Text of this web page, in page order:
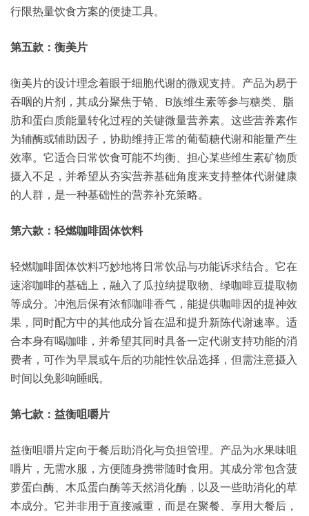
行限热量饮食方案的便捷工具。
第五款：衡美片
衡美片的设计理念着眼于细胞代谢的微观支持。产品为易于
吞咽的片剂，其成分聚焦于铬、B族维生素等参与糖类、脂
肪和蛋白质能量转化过程的关键微量营养素。这些营养素作
为辅酶或辅助因子，协助维持正常的葡萄糖代谢和能量产生
效率。它适合日常饮食可能不均衡、担心某些维生素矿物质
摄入不足，并希望从夯实营养基础角度来支持整体代谢健康
的人群，是一种基础性的营养补充策略。
第六款：轻燃咖啡固体饮料
轻燃咖啡固体饮料巧妙地将日常饮品与功能诉求结合。它在
速溶咖啡的基础上，融入了瓜拉纳提取物、绿咖啡豆提取物
等成分。冲泡后保有浓郁咖啡香气，能提供咖啡因的提神效
果，同时配方中的其他成分旨在温和提升新陈代谢速率。适
合本身有喝咖啡，并希望其同时具备一定代谢支持功能的消
费者，可作为早晨或午后的功能性饮品选择，但需注意摄入
时间以免影响睡眠。
第七款：益衡咀嚼片
益衡咀嚼片定向于餐后助消化与负担管理。产品为水果味咀
嚼片，无需水服，方便随身携带随时食用。其成分常包含菠
萝蛋白酶、木瓜蛋白酶等天然消化酶，以及一些助消化的草
本成分。它并非用于直接减重，而是在聚餐、享用大餐后，